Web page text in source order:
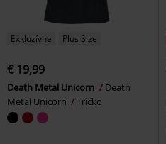
Exkluzívne Plus Size
€ 19,99
Death Metal Unicorn
Death
Metal Unicorn
Tričko